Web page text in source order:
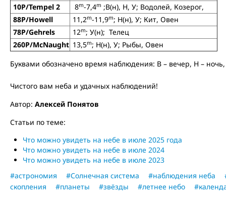
10P/Tempel 2
8m-7,4m ;В(н), Н, У; Водолей, Козерог,
88P/Howell
11,2m-11,9m; Н(н), У; Кит, Овен
78P/Gehrels
12m; У(н); Телец
260P/McNaught 13,5m; Н(н), У; Рыбы, Овен
Буквами обозначено время наблюдения: В – вечер, Н –
Чистого вам неба и удачных наблюдений!
Автор: Алексей Понятов
Статьи по теме:
Что можно увидеть на небе в июле 2025 года
Что можно увидеть на небе в июле 2024
Что можно увидеть на небе в июле 2023
#астрономия
#Солнечная система #наблюдения неба
скопления
#планеты #звёзды #летнее небо